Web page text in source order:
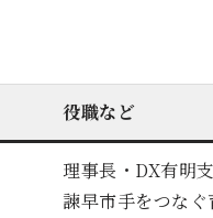
役職など
理事長・DX有明
諫早市手をつな